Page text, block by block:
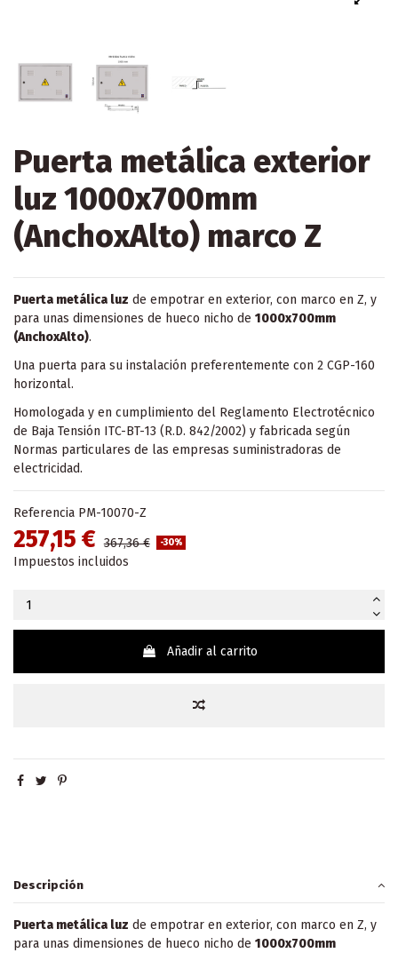
Puerta metálica exterior
luz 1000x700mm
(AnchoxAlto) marco Z
Puerta metálica luz de empotrar en exterior, con marco en Z, y
para unas dimensiones de hueco nicho de 1000x700mm
(AnchoxAlto).
Una puerta para su instalación preferentemente con 2 CGP-160
horizontal.
Homologada y en cumplimiento del Reglamento Electrotécnico
de Baja Tensión ITC-BT-13 (R.D. 842/2002) y fabricada según
Normas particulares de las empresas suministradoras de
electricidad.
Referencia PM-10070-Z
257,15 € 367,36 € -30%
Impuestos incluidos
Añadir al carrito
Descripción
Puerta metálica luz de empotrar en exterior, con marco en Z, y
para unas dimensiones de hueco nicho de 1000x700mm